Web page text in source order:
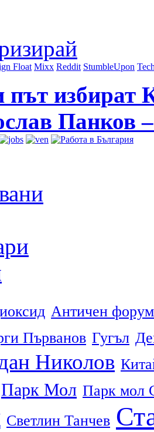
Float Mixx Reddit StumbleUpon
път избират
Панков
Античен форум
Първанов Гугъл
Николов
Парк Мол Парк мол
Светлин Танчев